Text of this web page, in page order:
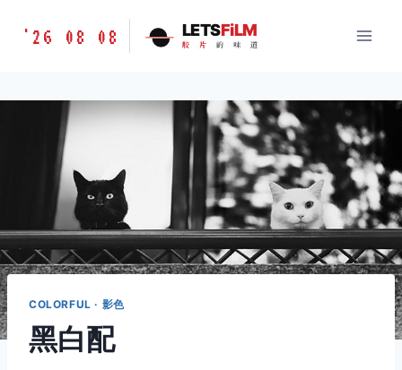
胶
味
LETSFILM
'26 08 08 LETSFiLM
胶 片 的 味 道
COLORFUL · 影色
黑白配